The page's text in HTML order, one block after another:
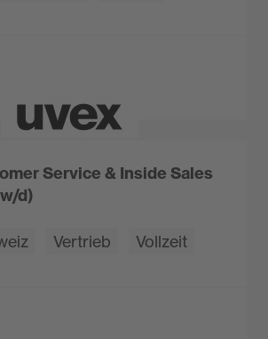
Service & Inside Sales
d)
Vertrieb Vollzeit